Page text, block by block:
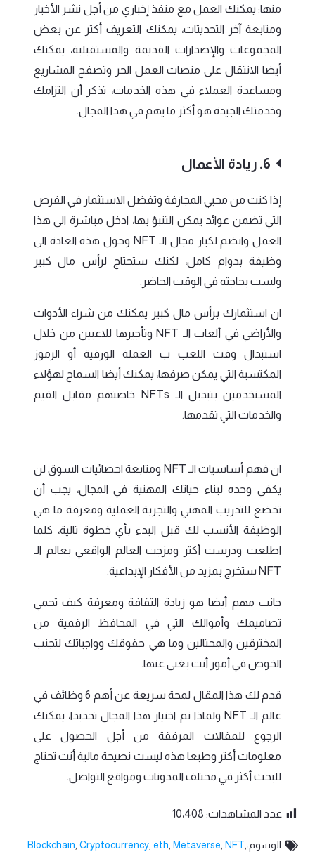
منها: يمكنك العمل مع منفذ إخباري من أجل نشر الأخبار
ومتابعة آخر التحديثات، يمكنك التعريف أكثر عن بعض
المجموعات والإصدارات القديمة والمستقبلية، يمكنك
أيضا الانتقال على منصات العمل الحر وتصفح المشاريع
ومساعدة العملاء في هذه الخدمات، تذكر أن التزامك
وخدمتك الجيدة هو أكثر ما يهم في هذا المجال.
6. ريادة الأعمال
إذا كنت من محبي المجازفة وتفضل الاستثمار في الفرص
التي تضمن عوائد يمكن التنبؤ بها، ادخل مباشرة الى هذا
العمل وانضم لكبار مجال الـ NFT وحول هذه العادة الى
وظيفة بدوام كامل، لكنك ستحتاج لرأس مال كبير
ولست بحاجته في الوقت الحاضر.
ان استثمارك برأس مال كبير يمكنك من شراء الأدوات
والأراضي في ألعاب الـ NFT وتأجيرها للاعبين من خلال
استبدال وقت اللعب ب العملة الورقية أو الرموز
المكتسبة التي يمكن صرفها، يمكنك أيضا السماح لهؤلاء
المستخدمين بتبديل الـ NFTs خاصتهم مقابل القيم
والخدمات التي تقدمها.
ان فهم أساسيات الـ NFT ومتابعة احصائيات السوق لن
يكفي وحده لبناء حياتك المهنية في المجال، يجب أن
تخضع للتدريب المهني والتجربة العملية ومعرفة ما هي
الوظيفة الأنسب لك قبل البدء بأي خطوة تالية، كلما
اطلعت ودرست أكثر ومزجت العالم الواقعي بعالم الـ
NFT ستخرج بمزيد من الأفكار الإبداعية.
جانب مهم أيضا هو زيادة الثقافة ومعرفة كيف تحمي
تصاميمك وأموالك التي في المحافظ الرقمية من
المخترقين والمحتالين وما هي حقوقك وواجباتك لتجنب
الخوض في أمور أنت بغنى عنها.
قدم لك هذا المقال لمحة سريعة عن أهم 6 وظائف في
عالم الـ NFT ولماذا تم اختيار هذا المجال تحديدا، يمكنك
الرجوع للمقالات المرفقة من أجل الحصول على
معلومات أكثر وطبعا هذه ليست نصيحة مالية أنت تحتاج
للبحث أكثر في مختلف المدونات ومواقع التواصل.
عدد المشاهدات: 10٬408
الوسوم: Blockchain,Cryptocurrency,eth, Metaverse, NFT,